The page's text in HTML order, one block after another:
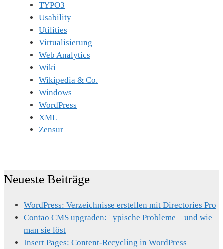
TYPO3
Usability
Utilities
Virtualisierung
Web Analytics
Wiki
Wikipedia & Co.
Windows
WordPress
XML
Zensur
Neueste Beiträge
WordPress: Verzeichnisse erstellen mit Directories Pro
Contao CMS upgraden: Typische Probleme – und wie
man sie löst
Insert Pages: Content-Recycling in WordPress